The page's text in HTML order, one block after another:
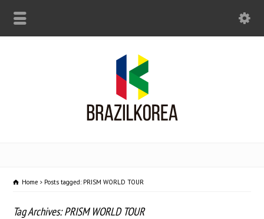
Home Posts tagged: PRISM WORLD TOUR
Tag Archives: PRISM WORLD TOUR